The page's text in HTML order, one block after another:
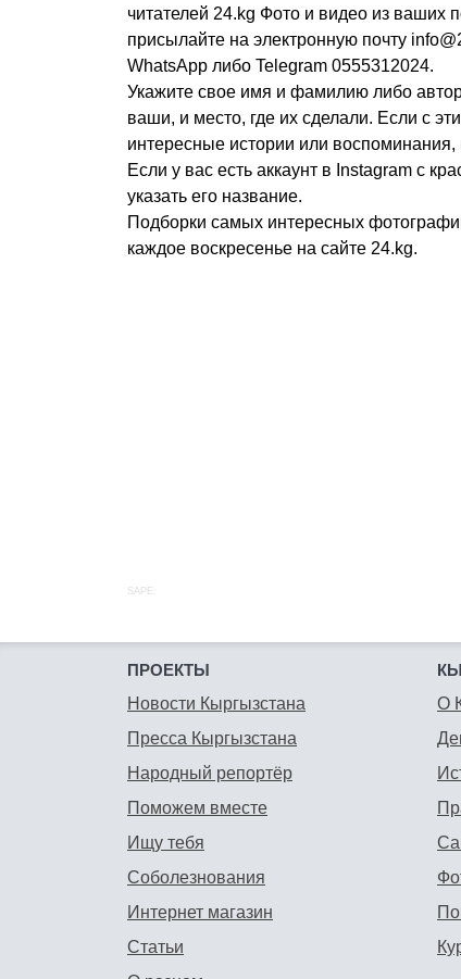
читателей 24.kg Фото и видео из ваших
присылайте на электронную почту
WhatsApp либо Telegram 0555312024.
Укажите свое имя и фамилию либо
ваши, и место, где их сделали. Если с
интересные истории или
Если у вас есть аккаунт в Instagram с
указать его название.
Подборки самых интересных
каждое воскресенье на сайте 24.kg.
SAPE:
ПРОЕКТЫ
Новости Кыргызстана
Пресса Кыргызстана
Народный репортёр
Поможем вместе
Ищу тебя
Соболезнования
Интернет магазин
Статьи
О